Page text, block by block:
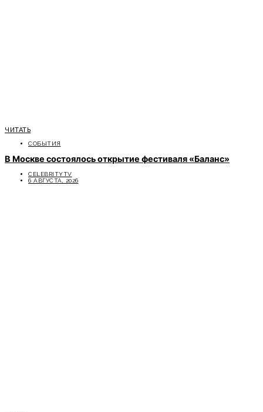
ЧИТАТЬ
СОБЫТИЯ
В Москве состоялось открытие фестиваля «Баланс»
CELEBRITYTV
6 АВГУСТА, 2026